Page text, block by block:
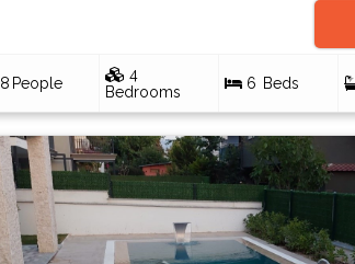
8 People
4
Bedrooms
6 Beds